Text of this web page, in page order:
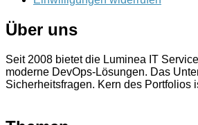
Über uns
Seit 2008 bietet die Luminea IT
moderne DevOps-Lösungen. Das
Sicherheitsfragen. Kern des Portfolios